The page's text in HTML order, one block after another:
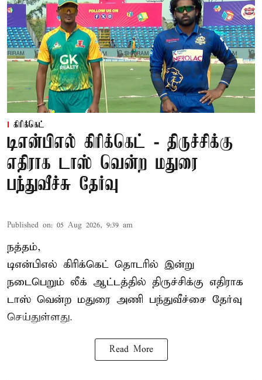
கிரிக்கெட்
டிஎன்பிஎல் கிரிக்கெட் - திருச்சிக்கு
எதிராக டாஸ் வென்ற மதுரை
பந்துவீச்சு தேர்வு
Published on: 05 Aug 2026, 9:39 am
நத்தம்,
டிஎன்பிஎல் கிரிக்கெட் தொடரில் இன்று
நடைபெறும் லீக் ஆட்டத்தில் திருச்சிக்கு எதிராக
டாஸ் வென்ற மதுரை அணி பந்துவீச்சை தேர்வு
செய்துள்ளது.
Read More